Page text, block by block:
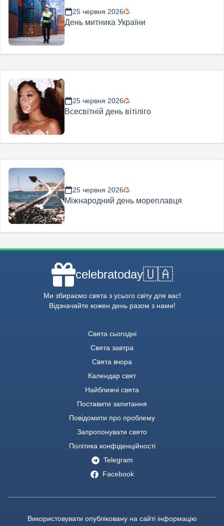
25 червня 2026
День митника України
25 червня 2026
Всесвітній день вітіліго
25 червня 2026
Міжнародний день мореплавця
celebratoday🇺🇦
Ми збираємо свята з усього світу для вас!
Відзначайте кожен день разом з нами!
Свята сьогодні
Свята завтра
Свята вчора
Календар свят
Найближчі свята
Поставити запитання
Повідомити про проблему
Запропонувати свято
Політика конфіденційності
Telegram
Facebook
Використовувати опубліковану на сайті інформацію